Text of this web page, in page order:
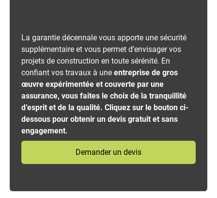
La garantie décennale vous apporte une sécurité
supplémentaire et vous permet d’envisager vos
projets de construction en toute sérénité. En
confiant vos travaux à une entreprise de gros
œuvre expérimentée et couverte par une
assurance, vous faites le choix de la tranquillité
d’esprit et de la qualité. Cliquez sur le bouton ci-
dessous pour obtenir un devis gratuit et sans
engagement.
Demander un devis